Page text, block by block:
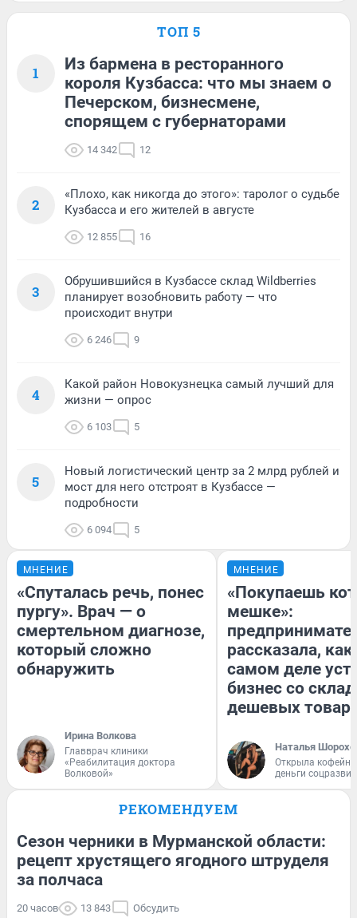
ТОП 5
1
Из бармена в ресторанного
короля Кузбасса: что мы знаем о
Печерском, бизнесмене,
спорящем с губернаторами
14 342 12
2
«Плохо, как никогда до этого»: таролог о судьбе
Кузбасса и его жителей в августе
12 855 16
3
Обрушившийся в Кузбассе склад Wildberries
планирует возобновить работу — что
происходит внутри
6 246 9
4
Какой район Новокузнецка самый лучший для
жизни — опрос
6 103 5
5
Новый логистический центр за 2 млрд рублей и
мост для него отстроят в Кузбассе —
подробности
6 094 5
МНЕНИЕ
«Спуталась речь, понес
пургу». Врач — о
смертельном диагнозе,
который сложно
обнаружить
Ирина Волкова
Главврач клиники
«Реабилитация доктора
Волковой»
МНЕНИЕ
«Покупаешь
мешке»:
рассказала, как
самом деле
бизнес со
дешевых
Наталья
Открыла
деньги
РЕКОМЕНДУЕМ
Сезон черники в Мурманской области:
рецепт хрустящего ягодного штруделя
за полчаса
20 часов 13 843 Обсудить